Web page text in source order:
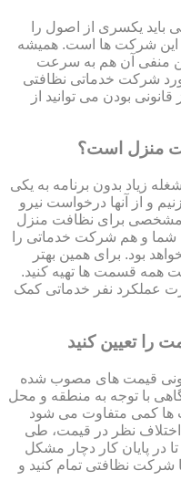
یکسری از اصول را
این شرکت ها است. همیشه
منفی آن هم به سرعت
شرکت خدماتی نظافتی
بودن می توانید از
منزل است؟
زیاد بدون برنامه به یکی
و از آنها درخواست نیرو
مشخصی برای نظافت منزل
شما و هم شرکت خدماتی را
بود. برای همین بهتر
همه قسمت ها تهیه کنید.
عملکرد نفر خدماتی کمک
را تعیین کنید
قیمت های مصوب شده
گاهی با توجه به منطقه و محل
ها کمی متفاوت می شود
اختلاف نظر در قیمت، طی
در پایان کار دچار مشکل
شرکت نظافتی تمام کنید و